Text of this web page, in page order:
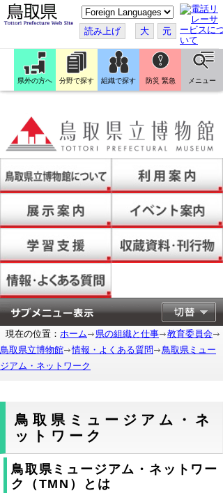
こ
の
ペ
ー
ジ
翻
訳
す
読み上げ 大 元
県外の方へ 分野で探す 組織で探す 防災 緊急 メニュー
現在の位置： ホーム 県の組織と仕事
教育委員会
鳥取県立博物館
情報・よくある質問
鳥取県ミュー
ジアム・ネットワーク
鳥取県ミュージアム・ネ
ットワーク
鳥取県ミュージアム・ネットワー
ク（TMN）とは